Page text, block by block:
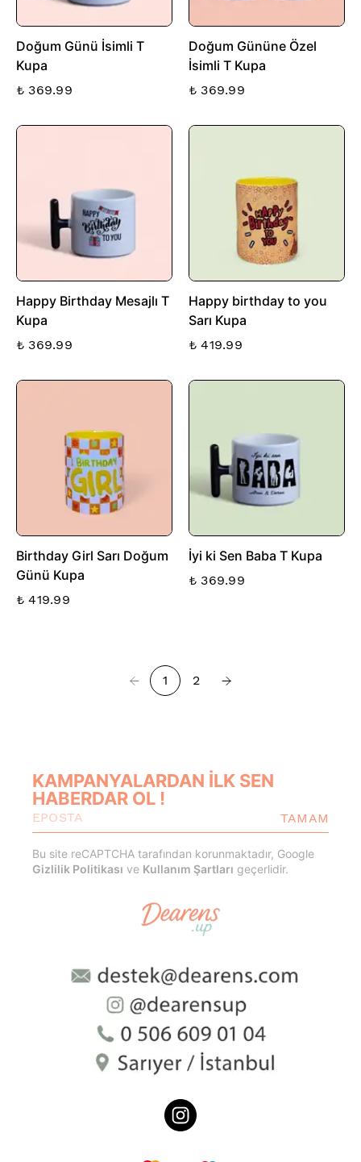
Doğum Günü İsimli T
Kupa
₺ 369.99
Doğum Gününe Özel
İsimli T Kupa
₺ 369.99
Happy Birthday Mesajlı T
Kupa
₺ 369.99
Happy birthday to you
Sarı Kupa
₺ 419.99
Birthday Girl Sarı Doğum
Günü Kupa
₺ 419.99
İyi ki Sen Baba T Kupa
₺ 369.99
1 2
KAMPANYALARDAN İLK SEN
HABERDAR OL !
TAMAM
Bu site reCAPTCHA tarafından korunmaktadır, Google
Gizlilik Politikası ve Kullanım Şartları geçerlidir.